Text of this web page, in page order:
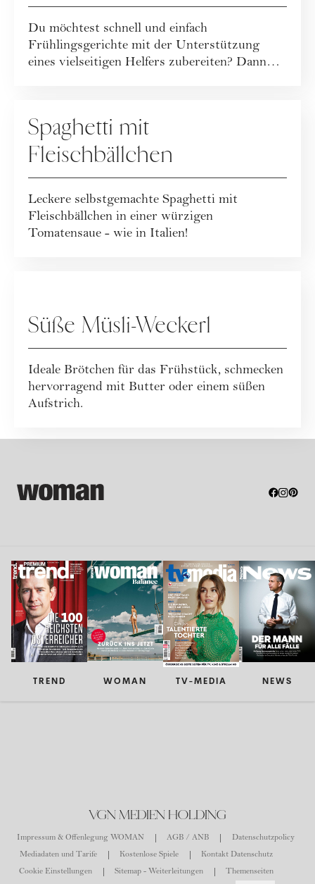
Du möchtest schnell und einfach
Frühlingsgerichte mit der Unterstützung
eines vielseitigen Helfers zubereiten? Dann
Spaghetti mit
Fleischbällchen
Leckere selbstgemachte Spaghetti mit
Fleischbällchen in einer würzigen
Tomatensaue - wie in Italien!
Süße Müsli-Weckerl
Ideale Brötchen für das Frühstück, schmecken
hervorragend mit Butter oder einem süßen
Aufstrich.
TREND WOMAN TV-MEDIA NEWS
VGN MEDIEN HOLDING
Impressum & Offenlegung WOMAN AGB / ANB
Datenschutzpolicy
Mediadaten und Tarife
Kostenlose Spiele
Kontakt Datenschutz
Cookie Einstellungen
Sitemap - Weiterleitungen Themenseiten